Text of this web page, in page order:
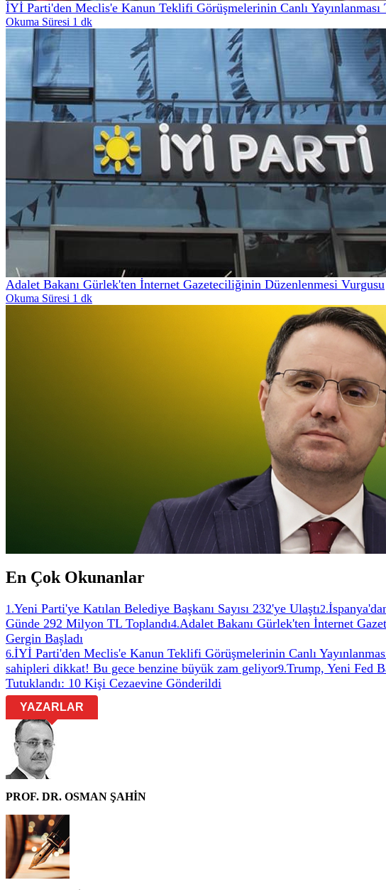
İYİ Parti'den Meclis'e Kanun Teklifi Görüşmelerinin Canlı Yayınlanması
Okuma Süresi 1 dk
Adalet Bakanı Gürlek'ten İnternet Gazeteciliğinin Düzenlenmesi Vurgusu
Okuma Süresi 1 dk
En Çok Okunanlar
1 .Yeni Parti'ye Katılan Belediye Başkanı Sayısı 232'ye Ulaştı2.
Günde 292 Milyon TL Toplandı4.Adalet Bakanı Gürlek'ten İnternet
Gergin Başladı
6.İYİ Parti'den Meclis'e Kanun Teklifi Görüşmelerinin Canlı
sahipleri dikkat! Bu gece benzine büyük zam geliyor9.Trump, Yeni Fed
Tutuklandı: 10 Kişi Cezaevine Gönderildi
YAZARLAR
PROF. DR. OSMAN ŞAHİN